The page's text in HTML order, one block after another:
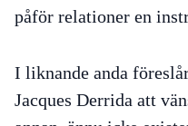
påför relationer en
I liknande anda
Jacques Derrida att